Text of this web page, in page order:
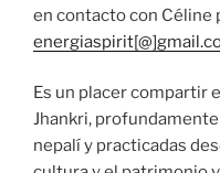
en contacto con
Es un placer compartir
Jhankri,
nepalí y practicadas